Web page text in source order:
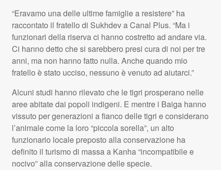
“Eravamo una delle ultime famiglie a resistere” ha
raccontato il fratello di Sukhdev a Canal Plus. “Ma i
funzionari della riserva ci hanno costretto ad andare via.
Ci hanno detto che si sarebbero presi cura di noi per tre
anni, ma non hanno fatto nulla. Anche quando mio
fratello è stato ucciso, nessuno è venuto ad aiutarci.”
Alcuni studi hanno rilevato che le tigri prosperano nelle
aree abitate dai popoli indigeni. E mentre i Baiga hanno
vissuto per generazioni a fianco delle tigri e considerano
l’animale come la loro “piccola sorella”, un alto
funzionario locale preposto alla conservazione ha
definito il turismo di massa a Kanha “incompatibile e
nocivo” alla conservazione delle specie.